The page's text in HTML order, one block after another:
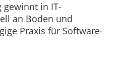
gewinnt in IT-
an Boden und
Praxis für Software-